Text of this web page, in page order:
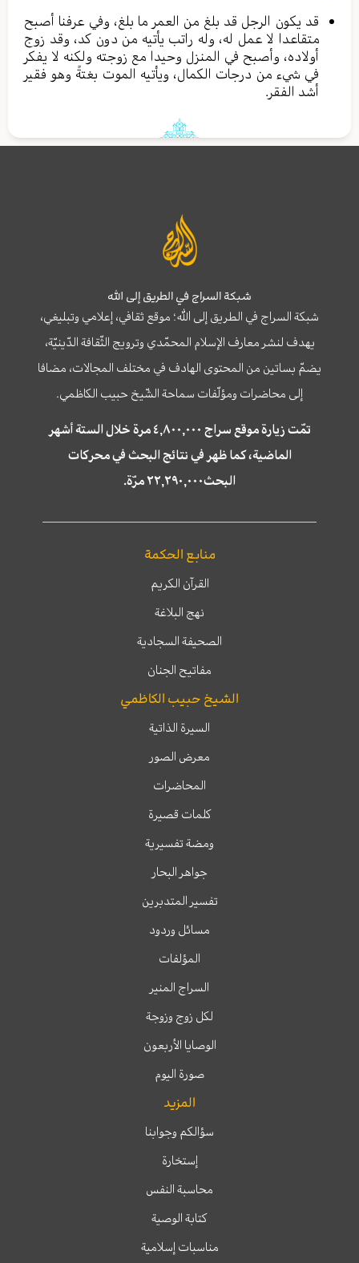
قد يكون الرجل قد بلغ من العمر ما بلغ، وفي عرفنا أصبح
متقاعدا لا عمل له، وله راتب يأتيه من دون كد، وقد زوج
أولاده، وأصبح في المنزل وحيدا مع زوجته ولكنه لا يفكر
في شيء من درجات الكمال، ويأتيه الموت بغتةً وهو فقير
أشد الفقر.
شبكة السراج في الطريق إلى الله
شبكة السراج في الطريق إلى الله؛ موقع ثقافي، إعلامي وتبليغي،
يهدف لنشر معارف الإسلام المحمّدي وترويج الثّقافة الدّينيّة،
يضمّ بساتين من المحتوى الهادف في مختلف المجالات، مضافا
إلى محاضرات ومؤلّفات سماحة الشّيخ حبيب الكاظمي.
تمّت زيارة موقع سراج ٤,٨٠٠,٠٠٠ مرة خلال الستة أشهر
الماضية، كما ظهر في نتائج البحث في محركات
البحث٢٢,٢٩٠,٠٠٠ مرّة.
منابع الحكمة
القرآن الكريم
نهج البلاغة
الصحيفة السجادية
مفاتيح الجنان
الشيخ حبيب الكاظمي
السيرة الذاتية
معرض الصور
المحاضرات
كلمات قصيرة
ومضة تفسيرية
جواهر البحار
تفسير المتدبرين
مسائل وردود
المؤلفات
السراج المنير
لكل زوج وزوجة
الوصايا الأربعون
صورة اليوم
المزيد
سؤالكم وجوابنا
إستخارة
محاسبة النفس
كتابة الوصية
مناسبات إسلامية